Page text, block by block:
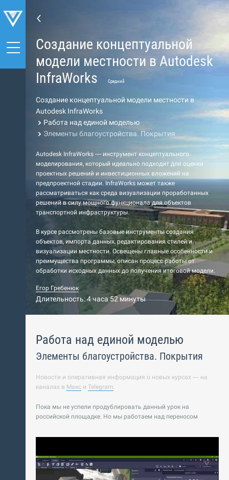
Создание концептуальной
модели местности в Autodesk
InfraWorks
Средний
Создание концептуальной модели местности в
Autodesk InfraWorks
Работа над единой моделью
Элементы благоустройства. Покрытия
Autodesk InfraWorks — инструмент концептуального
моделирования, который идеально подходит для оценки
проектных решений и инвестиционных вложений на
предпроектной стадии. InfraWorks может также
рассматриваться как среда визуализации проработанных
решений в силу мощного функционала для объектов
транспортной инфраструктуры.
В курсе рассмотрены базовые инструменты создания
объектов, импорта данных, редактирования стилей и
визуализации местности. Освещены главные особенности и
преимущества программы, описан процесс работы от
обработки исходных данных до получения итоговой модели.
Егор Гребенюк
Длительность: 4 часа 52 минуты
Работа над единой моделью
Элементы благоустройства. Покрытия
Новости и оперативная информация о новых курсах — на
каналах в Макс и Telegram.
Пока мы не успели продублировать данный урок на
российской площадке. Но мы работаем над переносом